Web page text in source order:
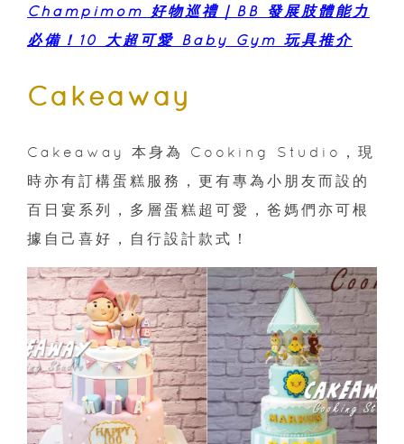
Champimom 好物巡禮｜BB 發展肢體能力
必備！10 大超可愛 Baby Gym 玩具推介
Cakeaway
Cakeaway 本身為 Cooking Studio，現
時亦有訂構蛋糕服務，更有專為小朋友而設的
百日宴系列，多層蛋糕超可愛，爸媽們亦可根
據自己喜好，自行設計款式！